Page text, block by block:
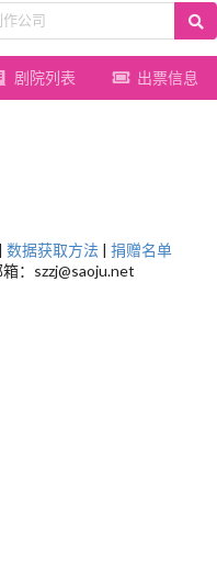
剧院列表 出票信息
| 数据获取方法 | 捐赠名单
：szzj@saoju.net